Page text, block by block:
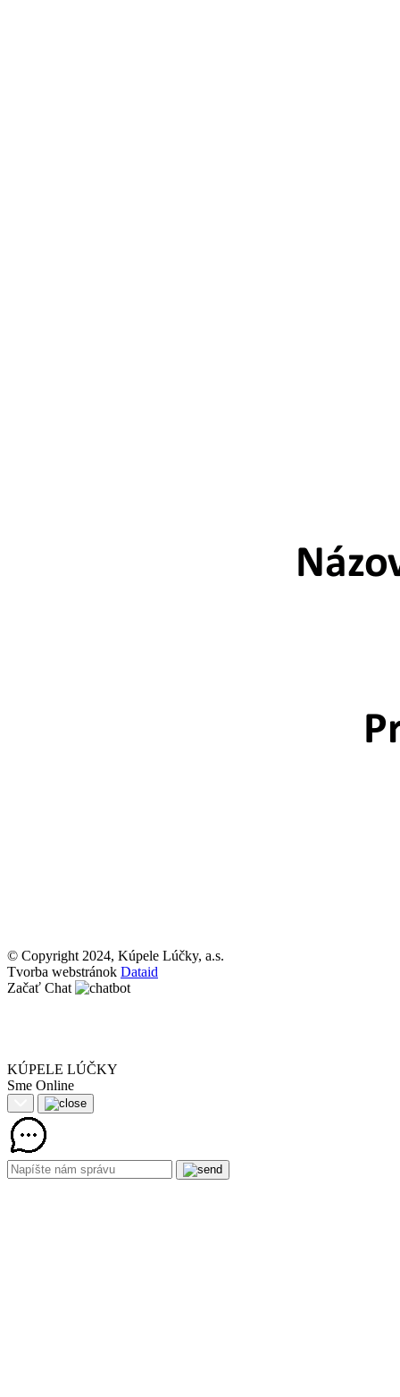
© Copyright 2024, Kúpele Lúčky, a.s.
Tvorba webstránok Dataid
Začať Chat
KÚPELE LÚČKY
Sme Online